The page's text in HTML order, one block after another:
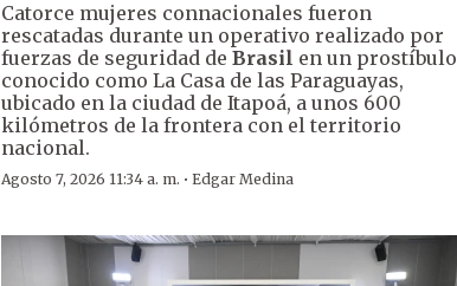
Catorce mujeres connacionales fueron
rescatadas durante un operativo realizado por
fuerzas de seguridad deBrasil en un prostíbulo
conocido como La Casa de las Paraguayas,
ubicado en la ciudad de Itapoá, a unos 600
kilómetros de la frontera con el territorio
nacional.
Agosto 7, 2026 11:34 a. m. ·Edgar Medina